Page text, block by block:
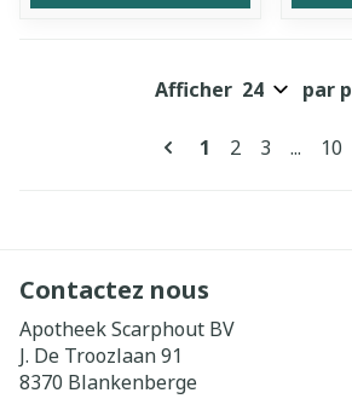
Pages
Vous lisez
1 Page
2 Page
3 ... Page
10
Afficher par
Contactez nous
Apotheek Scarphout BV
J. De Troozlaan 91
8370 Blankenberge